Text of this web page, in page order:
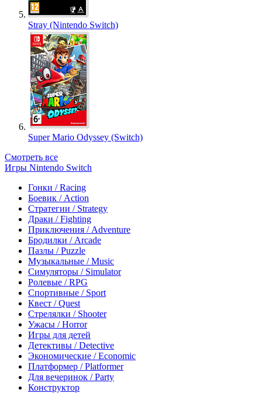
Stray (Nintendo Switch)
Super Mario Odyssey (Switch)
Смотреть все
Игры Nintendo Switch
Гонки / Racing
Боевик / Action
Стратегии / Strategy
Драки / Fighting
Приключения / Adventure
Бродилки / Arcade
Пазлы / Puzzle
Музыкальные / Music
Симуляторы / Simulator
Ролевые / RPG
Спортивные / Sport
Квест / Quest
Стрелялки / Shooter
Ужасы / Horror
Игры для детей
Детективы / Detective
Экономические / Economic
Платформер / Platformer
Для вечеринок / Party
Конструктор